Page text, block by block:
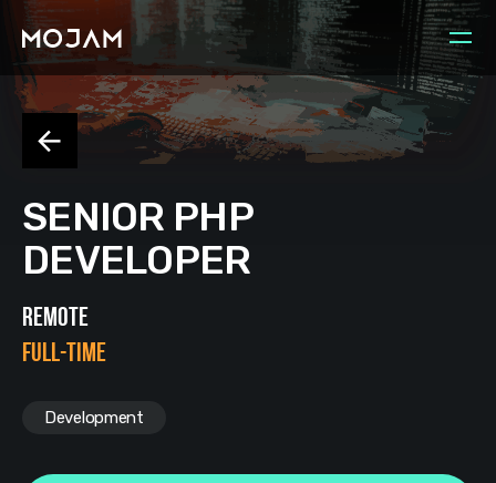
SENIOR PHP
DEVELOPER
REMOTE
FULL-TIME
Development